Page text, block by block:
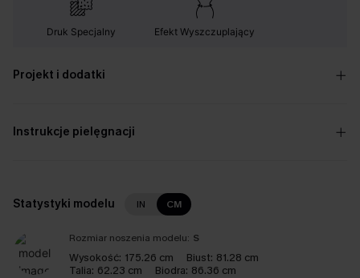
Druk Specjalny Efekt Wyszczuplający
Projekt i dodatki
Instrukcje pielęgnacji
Statystyki modelu IN CM
Rozmiar noszenia modelu: S
Wysokość: 175.26 cm Biust: 81.28 cm
Talia: 62.23 cm Biodra: 86.36 cm